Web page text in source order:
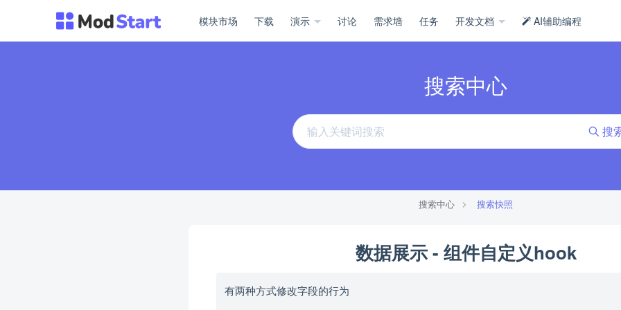
模块市场 下载 演示 讨论 需求墙 任务 开发文档 AI辅助编程
搜索中心
搜
搜索中心 搜索快照
数据展示 - 组件自定义hook
有两种方式修改字段的行为